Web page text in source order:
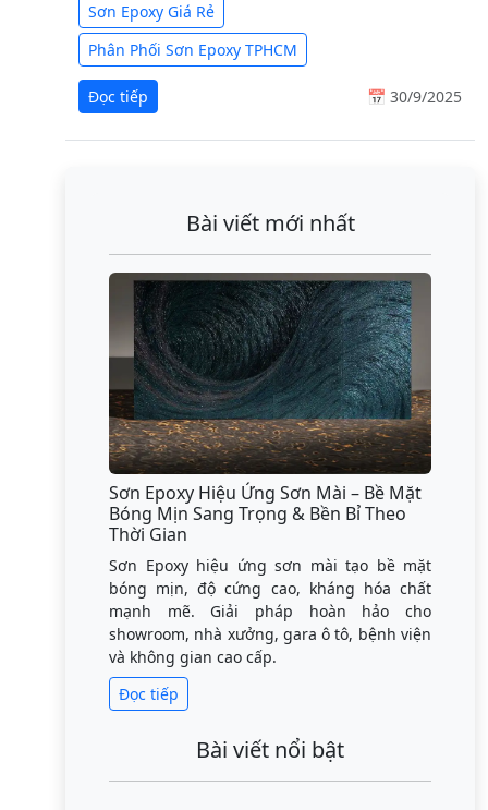
Sơn Epoxy Giá Rẻ
Phân Phối Sơn Epoxy TPHCM
Đọc tiếp 📅 30/9/2025
Bài viết mới nhất
Sơn Epoxy Hiệu Ứng Sơn Mài – Bề Mặt
Bóng Mịn Sang Trọng & Bền Bỉ Theo
Thời Gian
Sơn Epoxy hiệu ứng sơn mài tạo bề mặt
bóng mịn, độ cứng cao, kháng hóa chất
mạnh mẽ. Giải pháp hoàn hảo cho
showroom, nhà xưởng, gara ô tô, bệnh viện
và không gian cao cấp.
Đọc tiếp
Bài viết nổi bật